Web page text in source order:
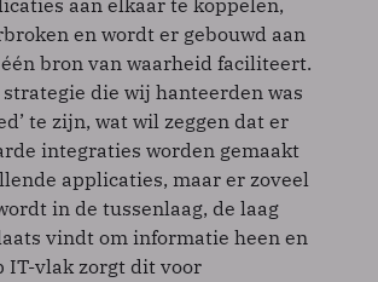
aan elkaar te koppelen,
en wordt er gebouwd aan
bron van waarheid faciliteert.
die wij hanteerden was
te zijn, wat wil zeggen dat er
integraties worden gemaakt
applicaties, maar er zoveel
in de tussenlaag, de laag
vindt om informatie heen en
IT-vlak zorgt dit voor